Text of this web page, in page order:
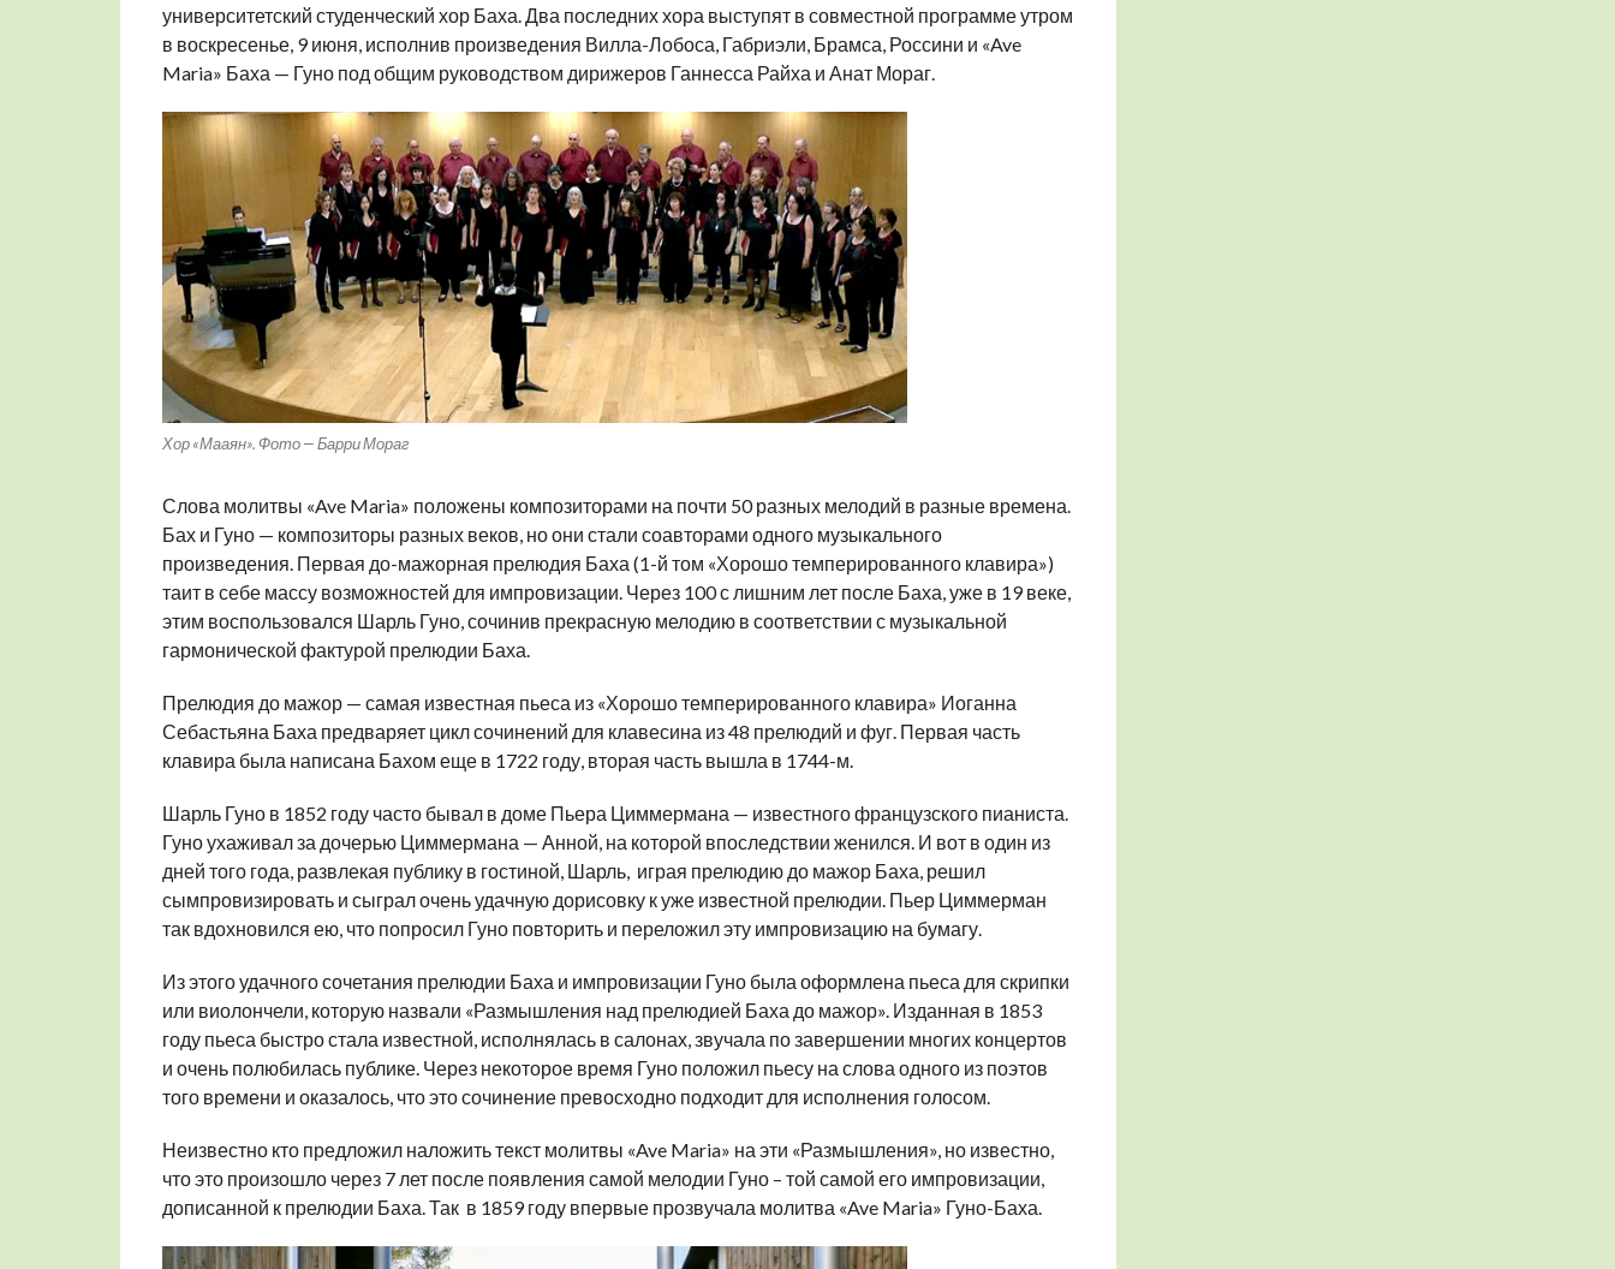
университетский студенческий хор Баха. Два последних хора выступят в совместной программе утром
в воскресенье, 9 июня, исполнив произведения Вилла-Лобоса, Габриэли, Брамса, Россини и «Ave
Maria» Баха — Гуно под общим руководством дирижеров Ганнесса Райха и Анат Мораг.
Хор «Мааян». Фото — Барри Мораг
Слова молитвы «Ave Maria» положены композиторами на почти 50 разных мелодий в разные времена.
Бах и Гуно — композиторы разных веков, но они стали соавторами одного музыкального
произведения. Первая до-мажорная прелюдия Баха (1-й том «Хорошо темперированного клавира»)
таит в себе массу возможностей для импровизации. Через 100 с лишним лет после Баха, уже в 19 веке,
этим воспользовался Шарль Гуно, сочинив прекрасную мелодию в соответствии с музыкальной
гармонической фактурой прелюдии Баха.
Прелюдия до мажор — самая известная пьеса из «Хорошо темперированного клавира» Иоганна
Себастьяна Баха предваряет цикл сочинений для клавесина из 48 прелюдий и фуг. Первая часть
клавира была написана Бахом еще в 1722 году, вторая часть вышла в 1744-м.
Шарль Гуно в 1852 году часто бывал в доме Пьера Циммермана — известного французского пианиста.
Гуно ухаживал за дочерью Циммермана — Анной, на которой впоследствии женился. И вот в один из
дней того года, развлекая публику в гостиной, Шарль, играя прелюдию до мажор Баха, решил
сымпровизировать и сыграл очень удачную дорисовку к уже известной прелюдии. Пьер Циммерман
так вдохновился ею, что попросил Гуно повторить и переложил эту импровизацию на бумагу.
Из этого удачного сочетания прелюдии Баха и импровизации Гуно была оформлена пьеса для скрипки
или виолончели, которую назвали «Размышления над прелюдией Баха до мажор». Изданная в 1853
году пьеса быстро стала известной, исполнялась в салонах, звучала по завершении многих концертов
и очень полюбилась публике. Через некоторое время Гуно положил пьесу на слова одного из поэтов
того времени и оказалось, что это сочинение превосходно подходит для исполнения голосом.
Неизвестно кто предложил наложить текст молитвы «Ave Maria» на эти «Размышления», но известно,
что это произошло через 7 лет после появления самой мелодии Гуно – той самой его импровизации,
дописанной к прелюдии Баха. Так в 1859 году впервые прозвучала молитва «Ave Maria» Гуно-Баха.